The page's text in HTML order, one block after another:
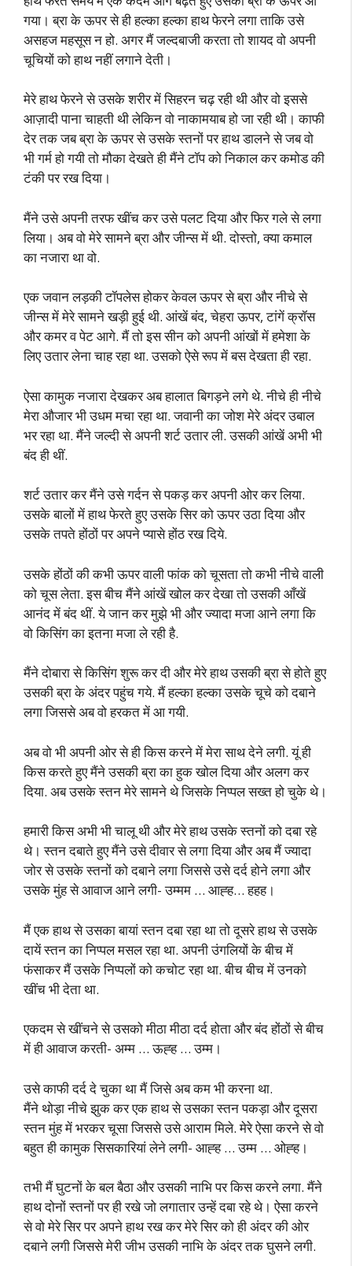
गया। ब्रा के ऊपर से ही हल्का हल्का हाथ फेरने लगा ताकि उसे
असहज महसूस न हो. अगर मैं जल्दबाजी करता तो शायद वो अपनी
चूचियों को हाथ नहीं लगाने देती।
मेरे हाथ फेरने से उसके शरीर में सिहरन चढ़ रही थी और वो इससे
आज़ादी पाना चाहती थी लेकिन वो नाकामयाब हो जा रही थी। काफी
देर तक जब ब्रा के ऊपर से उसके स्तनों पर हाथ डालने से जब वो
भी गर्म हो गयी तो मौका देखते ही मैंने टॉप को निकाल कर कमोड की
टंकी पर रख दिया।
मैंने उसे अपनी तरफ खींच कर उसे पलट दिया और फिर गले से लगा
लिया। अब वो मेरे सामने ब्रा और जीन्स में थी. दोस्तो, क्या कमाल
का नजारा था वो.
एक जवान लड़की टॉपलेस होकर केवल ऊपर से ब्रा और नीचे से
जीन्स में मेरे सामने खड़ी हुई थी. आंखें बंद, चेहरा ऊपर, टांगें क्रॉस
और कमर व पेट आगे. मैं तो इस सीन को अपनी आंखों में हमेशा के
लिए उतार लेना चाह रहा था. उसको ऐसे रूप में बस देखता ही रहा.
ऐसा कामुक नजारा देखकर अब हालात बिगड़ने लगे थे. नीचे ही नीचे
मेरा औजार भी उधम मचा रहा था. जवानी का जोश मेरे अंदर उबाल
भर रहा था. मैंने जल्दी से अपनी शर्ट उतार ली. उसकी आंखें अभी भी
बंद ही थीं.
शर्ट उतार कर मैंने उसे गर्दन से पकड़ कर अपनी ओर कर लिया.
उसके बालों में हाथ फेरते हुए उसके सिर को ऊपर उठा दिया और
उसके तपते होंठों पर अपने प्यासे होंठ रख दिये.
उसके होंठों की कभी ऊपर वाली फांक को चूसता तो कभी नीचे वाली
को चूस लेता. इस बीच मैंने आंखें खोल कर देखा तो उसकी आँखें
आनंद में बंद थीं. ये जान कर मुझे भी और ज्यादा मजा आने लगा कि
वो किसिंग का इतना मजा ले रही है.
मैंने दोबारा से किसिंग शुरू कर दी और मेरे हाथ उसकी ब्रा से होते हुए
उसकी ब्रा के अंदर पहुंच गये. मैं हल्का हल्का उसके चूचे को दबाने
लगा जिससे अब वो हरकत में आ गयी.
अब वो भी अपनी ओर से ही किस करने में मेरा साथ देने लगी. यूं ही
किस करते हुए मैंने उसकी ब्रा का हुक खोल दिया और अलग कर
दिया. अब उसके स्तन मेरे सामने थे जिसके निप्पल सख्त हो चुके थे।
हमारी किस अभी भी चालू थी और मेरे हाथ उसके स्तनों को दबा रहे
थे। स्तन दबाते हुए मैंने उसे दीवार से लगा दिया और अब मैं ज्यादा
जोर से उसके स्तनों को दबाने लगा जिससे उसे दर्द होने लगा और
उसके मुंह से आवाज आने लगी- उम्मम … आह्ह… हहह।
मैं एक हाथ से उसका बायां स्तन दबा रहा था तो दूसरे हाथ से उसके
दायें स्तन का निप्पल मसल रहा था. अपनी उंगलियों के बीच में
फंसाकर मैं उसके निप्पलों को कचोट रहा था. बीच बीच में उनको
खींच भी देता था.
एकदम से खींचने से उसको मीठा मीठा दर्द होता और बंद होंठों से बीच
में ही आवाज करती- अम्म … ऊह्ह … उम्म।
उसे काफी दर्द दे चुका था मैं जिसे अब कम भी करना था.
मैंने थोड़ा नीचे झुक कर एक हाथ से उसका स्तन पकड़ा और दूसरा
स्तन मुंह में भरकर चूसा जिससे उसे आराम मिले. मेरे ऐसा करने से वो
बहुत ही कामुक सिसकारियां लेने लगी- आह्ह … उम्म … ओह्ह।
तभी मैं घुटनों के बल बैठा और उसकी नाभि पर किस करने लगा. मैंने
हाथ दोनों स्तनों पर ही रखे जो लगातार उन्हें दबा रहे थे। ऐसा करने
से वो मेरे सिर पर अपने हाथ रख कर मेरे सिर को ही अंदर की ओर
दबाने लगी जिससे मेरी जीभ उसकी नाभि के अंदर तक घुसने लगी.